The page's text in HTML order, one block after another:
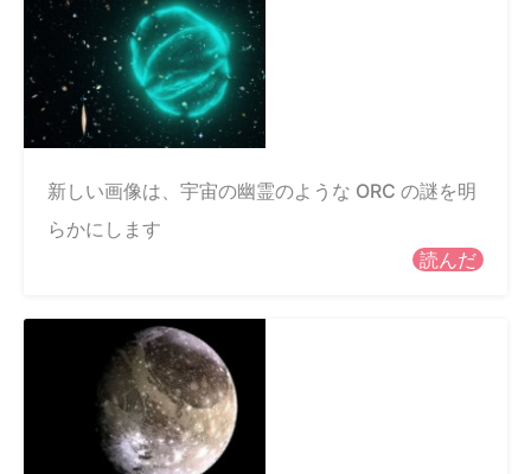
新しい画像は、宇宙の幽霊のような ORC の謎を明
らかにします
読んだ